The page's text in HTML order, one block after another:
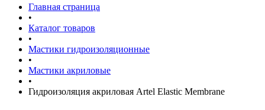
Главная страница
•
Каталог товаров
•
Мастики гидроизоляционные
•
Мастики акриловые
•
Гидроизоляция акриловая Artel Elastic Membrane